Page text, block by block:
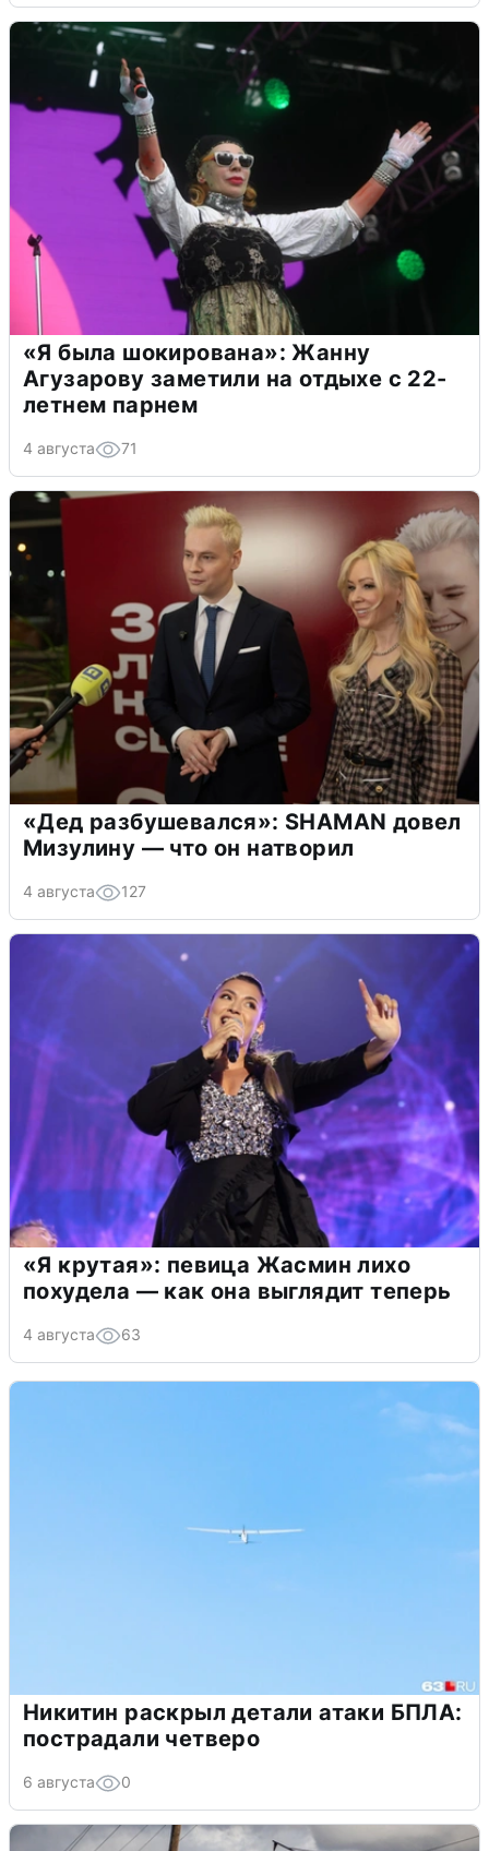
«Я была шокирована»: Жанну
Агузарову заметили на отдыхе с 22-
летнем парнем
4 августа 71
«Дед разбушевался»: SHAMAN довел
Мизулину — что он натворил
4 августа 127
«Я крутая»: певица Жасмин лихо
похудела — как она выглядит теперь
4 августа 63
Никитин раскрыл детали атаки БПЛА:
пострадали четверо
6 августа 0